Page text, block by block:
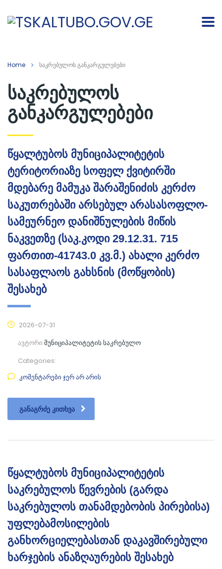
Home საკრებულოს განკარგულებები
საკრებულოს
განკარგულებები
წყალტუბოს მუნიციპალიტეტის
ტერიტორიაზე სოფელ ქვიტირში
მდებარე მამუკა შარაშენიძის კერძო
საკუთრებაში არსებულ არასასოფლო-
სამეურნეო დანიშნულების მიწის
ნაკვეთზე (საკ.კოდი 29.12.31. 715
ფართით-41743.0 კვ.მ.) ახალი კერძო
სასაფლაოს გახსნის (მოწყობის)
შესახებ
2026-07-31
ავტორი მუნიციპალიტეტის საკრებულო
Categories:
კომენტარები ჯერ არ არის
ᲒᲐᲜᲐᲒᲠᲫᲔ ᲙᲘᲗᲮᲕᲐ
წყალტუბოს მუნიციპალიტეტის
საკრებულოს წევრების (გარდა
საკრებულოს თანამდებობის პირებისა)
უფლებამოსილების
განხორციელებასთან დაკავშირებული
ხარჯების ანაზღაურების შესახებ